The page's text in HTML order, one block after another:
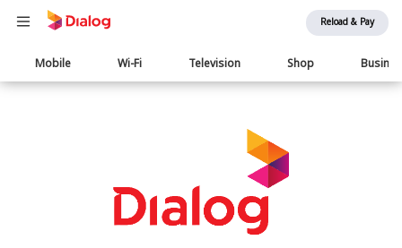
Reload & Pay
Main
navigation
Mobile Wi-Fi Television Shop